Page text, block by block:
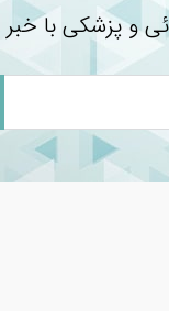
و پزشکی با